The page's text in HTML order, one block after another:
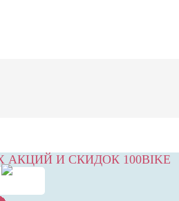
АКЦИЙ И СКИДОК 100BIKE